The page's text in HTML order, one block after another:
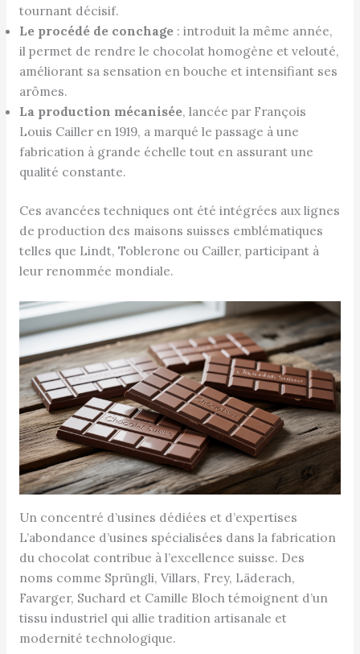
tournant décisif.
Le procédé de conchage: introduit la même année,
il permet de rendre le chocolat homogène et velouté,
améliorant sa sensation en bouche et intensifiant ses
arômes.
La production mécanisée, lancée par François
Louis Cailler en 1919, a marqué le passage à une
fabrication à grande échelle tout en assurant une
qualité constante.
Ces avancées techniques ont été intégrées aux lignes
de production des maisons suisses emblématiques
telles que Lindt, Toblerone ou Cailler, participant à
leur renommée mondiale.
Un concentré d’usines dédiées et d’expertises
L’abondance d’usines spécialisées dans la fabrication
du chocolat contribue à l’excellence suisse. Des
noms comme Sprüngli, Villars, Frey, Läderach,
Favarger, Suchard et Camille Bloch témoignent d’un
tissu industriel qui allie tradition artisanale et
modernité technologique.